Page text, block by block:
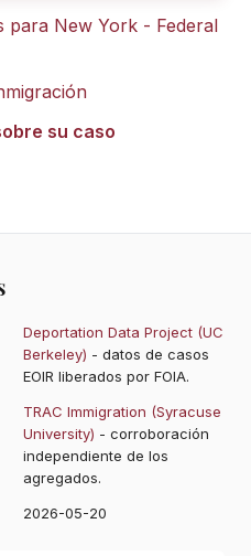
para New York - Federal
su caso
Deportation Data Project (UC
Berkeley) - datos de casos
EOIR liberados por FOIA.
TRAC Immigration (Syracuse
University) - corroboración
independiente de los
agregados.
2026-05-20